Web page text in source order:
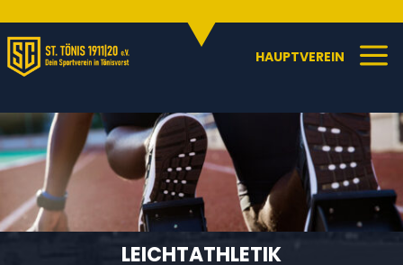
C
HAUPTVEREIN a
LEICHTATHLETIK